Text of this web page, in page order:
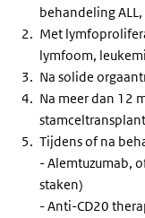
behandeling ALL,
Met
lymfoom,
Na solide
Na meer dan 12
Tijdens of na
- Alemtuzumab,
staken)
- Anti-CD20